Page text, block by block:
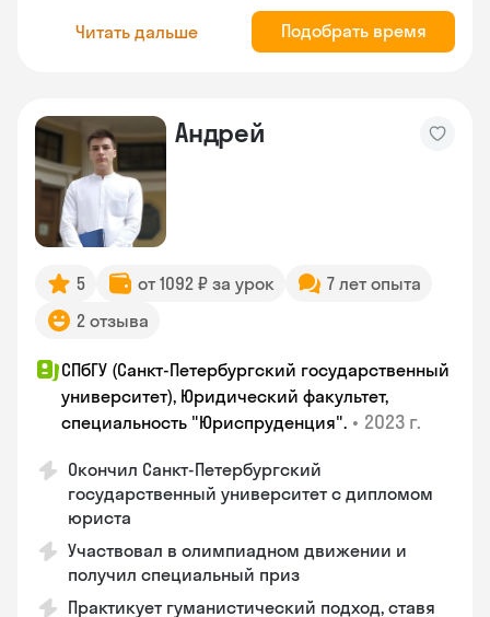
Читать дальше Подобрать время
Андрей
5 от 1092 ₽ за урок
7 лет опыта
2 отзыва
СПбГУ (Санкт-Петербургский государственный
университет), Юридический факультет,
специальность "Юриспруденция". • 2023 г.
Окончил Санкт-Петербургский
государственный университет с дипломом
юриста
Участвовал в олимпиадном движении и
получил специальный приз
Практикует гуманистический подход, ставя